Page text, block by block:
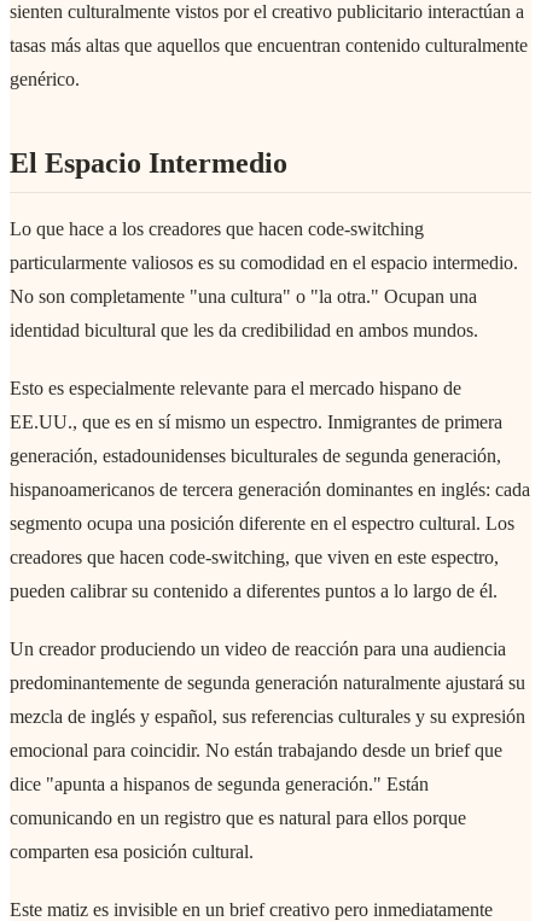
sienten culturalmente vistos por el creativo publicitario interactúan a
tasas más altas que aquellos que encuentran contenido culturalmente
genérico.
El Espacio Intermedio
Lo que hace a los creadores que hacen code-switching
particularmente valiosos es su comodidad en el espacio intermedio.
No son completamente "una cultura" o "la otra." Ocupan una
identidad bicultural que les da credibilidad en ambos mundos.
Esto es especialmente relevante para el mercado hispano de
EE.UU., que es en sí mismo un espectro. Inmigrantes de primera
generación, estadounidenses biculturales de segunda generación,
hispanoamericanos de tercera generación dominantes en inglés: cada
segmento ocupa una posición diferente en el espectro cultural. Los
creadores que hacen code-switching, que viven en este espectro,
pueden calibrar su contenido a diferentes puntos a lo largo de él.
Un creador produciendo un video de reacción para una audiencia
predominantemente de segunda generación naturalmente ajustará su
mezcla de inglés y español, sus referencias culturales y su expresión
emocional para coincidir. No están trabajando desde un brief que
dice "apunta a hispanos de segunda generación." Están
comunicando en un registro que es natural para ellos porque
comparten esa posición cultural.
Este matiz es invisible en un brief creativo pero inmediatamente